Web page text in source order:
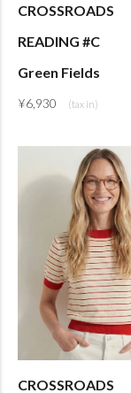
CROSSROADS
READING #C
Green Fields
¥6,930
CROSSROADS